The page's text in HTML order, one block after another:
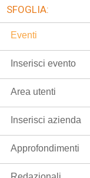
SFOGLIA:
Eventi
Inserisci evento
Area utenti
Inserisci azienda
Approfondimenti